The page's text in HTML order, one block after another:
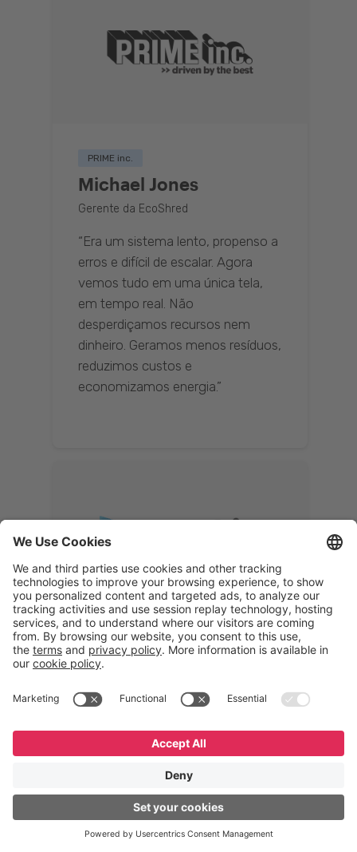
PRIME inc.
Michael Jones
Gerente da EcoShred
“Era um sistema lento, propenso a
erros e difícil de escalar. Agora
vemos tudo em uma única tela,
em tempo real. Não
desperdiçamos recursos nem
dinheiro. Geramos menos resíduos,
reduzimos custos e
economizamos energia.”
Memphis
Eduardo Ribeiro
CEO
uma solução 360°, que permite
logística reversa. Podemos
verificar, analisar, recondicionar e
reintegrar equipamentos à cadeia,